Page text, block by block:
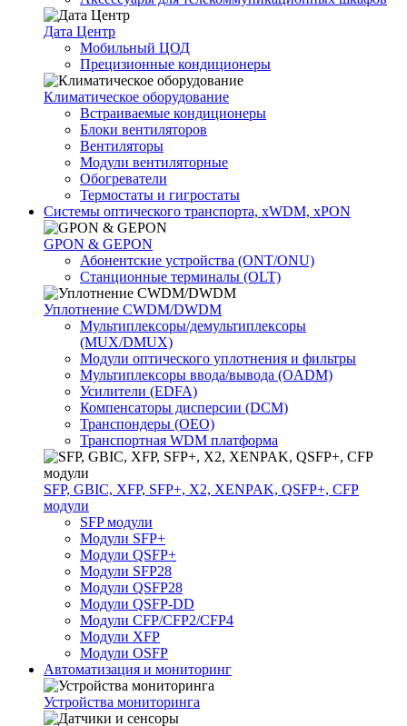
Дата Центр
Мобильный ЦОД
Прецизионные кондиционеры
Климатичeское оборудование
Встраиваемые кондиционеры
Блоки вентиляторов
Вентиляторы
Модули вентиляторные
Обогреватели
Термостаты и гигростаты
Системы оптического транспорта, xWDM, xPON
GPON & GEPON
Абонентские устройства (ONT/ONU)
Станционные терминалы (OLT)
Уплотнение CWDM/DWDM
Мультиплексоры/демультиплексоры
(MUX/DMUX)
Модули оптического уплотнения и фильтры
Мультиплексоры ввода/вывода (OADM)
Усилители (EDFA)
Компенсаторы дисперсии (DCM)
Транспондеры (OEO)
Транспортная WDM платформа
SFP, GBIC, XFP, SFP+, X2, XENPAK, QSFP+, CFP
модули
SFP модули
Модули SFP+
Модули QSFP+
Модули SFP28
Модули QSFP28
Модули QSFP-DD
Модули CFP/CFP2/CFP4
Модули XFP
Модули OSFP
Автоматизация и мониторинг
Устройства мониторинга